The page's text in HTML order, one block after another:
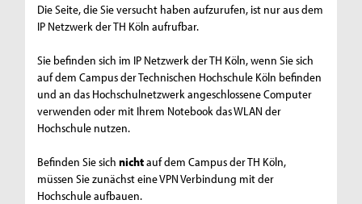
Die Seite, die Sie versucht haben aufzurufen, ist nur aus dem
IP Netzwerk der TH Köln aufrufbar.
Sie befinden sich im IP Netzwerk der TH Köln, wenn Sie sich
auf dem Campus der Technischen Hochschule Köln befinden
und an das Hochschulnetzwerk angeschlossene Computer
verwenden oder mit Ihrem Notebook das WLAN der
Hochschule nutzen.
Befinden Sie sichnichtauf dem Campus der TH Köln,
müssen Sie zunächst eine VPN Verbindung mit der
Hochschule aufbauen.